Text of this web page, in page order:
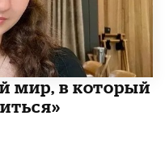
мир, в который